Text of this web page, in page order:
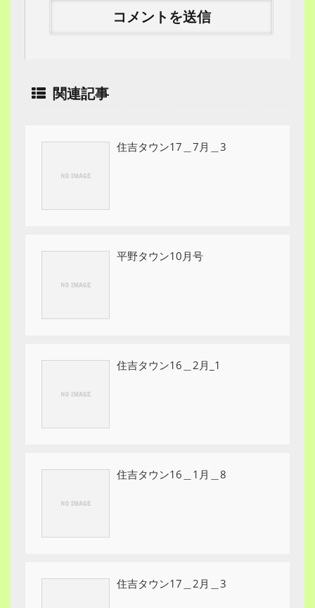
関連記事
住吉タウン17＿7月＿3
平野タウン10月号
住吉タウン16＿2月_1
住吉タウン16＿1月＿8
住吉タウン17＿2月＿3